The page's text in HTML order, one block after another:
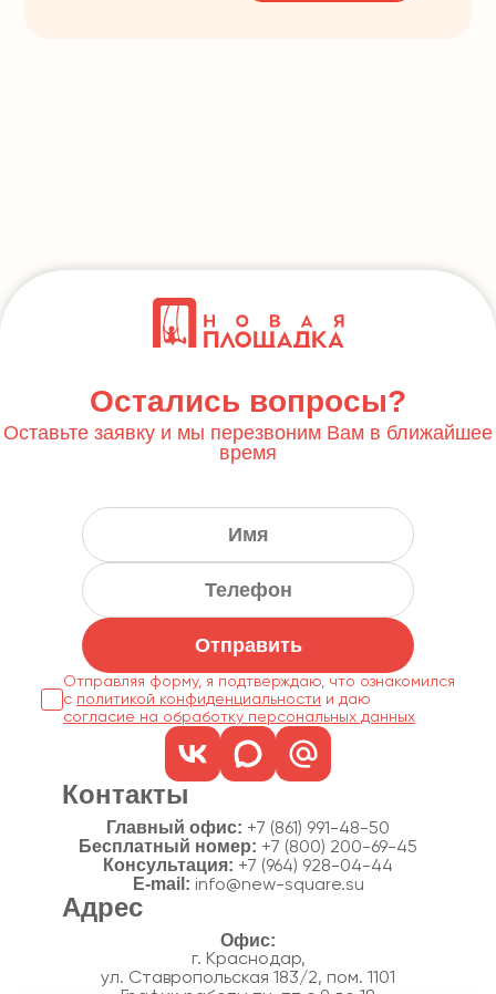
Остались вопросы?
Оставьте заявку и мы перезвоним Вам в ближайшее
время
Отправить
Отправляя форму, я подтверждаю, что ознакомился
с политикой конфиденциальности
согласие на обработку персональных данных
Контакты
Главный офис: +7 (861) 991-48-50
Бесплатный номер: +7 (800) 200-69-45
Консультация: +7 (964) 928-04-44
E-mail: info@new-square.su
Адрес
г. Краснодар,
ул. Ставропольская 183/2, пом. 1101